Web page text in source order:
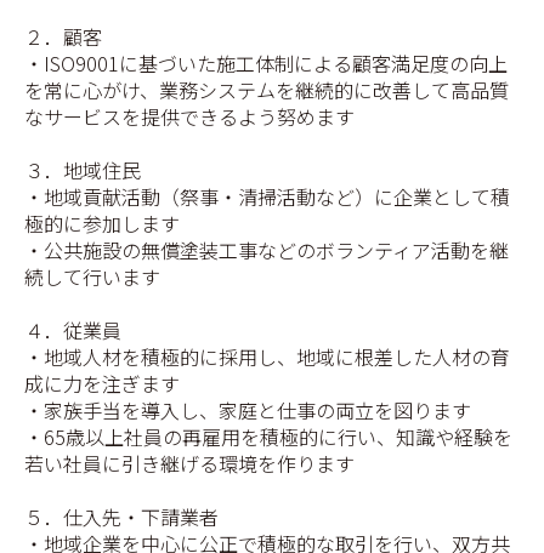
２．顧客
・ISO9001に基づいた施工体制による顧客満足度の向上
を常に心がけ、業務システムを継続的に改善して高品質
なサービスを提供できるよう努めます
３．地域住民
・地域貢献活動（祭事・清掃活動など）に企業として積
極的に参加します
・公共施設の無償塗装工事などのボランティア活動を継
続して行います
４．従業員
・地域人材を積極的に採用し、地域に根差した人材の育
成に力を注ぎます
・家族手当を導入し、家庭と仕事の両立を図ります
・65歳以上社員の再雇用を積極的に行い、知識や経験を
若い社員に引き継げる環境を作ります
５．仕入先・下請業者
・地域企業を中心に公正で積極的な取引を行い、双方共